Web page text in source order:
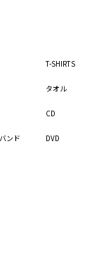
ンド
T-SHIRTS
タオル
CD
DVD